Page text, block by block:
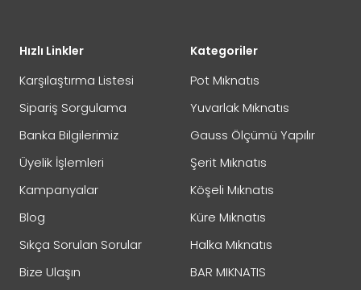
Hızlı Linkler
Karşılaştırma Listesi
Sipariş Sorgulama
Banka Bilgilerimiz
Üyelik İşlemleri
Kampanyalar
Blog
Sıkça Sorulan Sorular
Bize Ulaşın
Kategoriler
Pot Mıknatıs
Yuvarlak Mıknatıs
Gauss Ölçümü Yapılır
Şerit Mıknatıs
Köşeli Mıknatıs
Küre Mıknatıs
Halka Mıknatıs
BAR MIKNATIS